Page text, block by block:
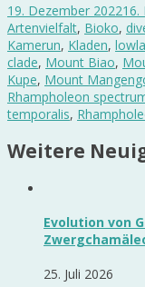
19. Dezember 202216.
Artenvielfalt, Bioko,
Kamerun, Kladen,
clade, Mount Biao,
Kupe, Mount
Rhampholeon
temporalis,
Weitere
Evolution von
25. Juli 2026